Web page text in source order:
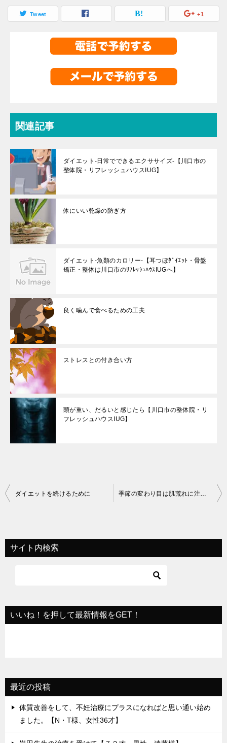
Tweet +1
関連記事
ダイエット-日常でできるエクササイズ-【川口市の
整体院・リフレッシュハウスIUG】
体にいい乾燥の防ぎ方
ダイエット-魚類のカロリー-【耳つぼﾀﾞｲｴｯﾄ・骨盤
矯正・整体は川口市のﾘﾌﾚｯｼｭﾊｳｽIUGへ】
良く噛んで食べるための工夫
ストレスとの付き合い方
頭が重い、だるいと感じたら【川口市の整体院・リ
フレッシュハウスIUG】
投
ビ
ゲ
ョ
ン
ダイエットを続けるために 季節の変わり目は肌荒れに注意！
サイト内検索
いいね！を押して最新情報をGET！
最近の投稿
体質改善をして、不妊治療にプラスになればと思い通い始め
ました。【N・T様、女性36才】